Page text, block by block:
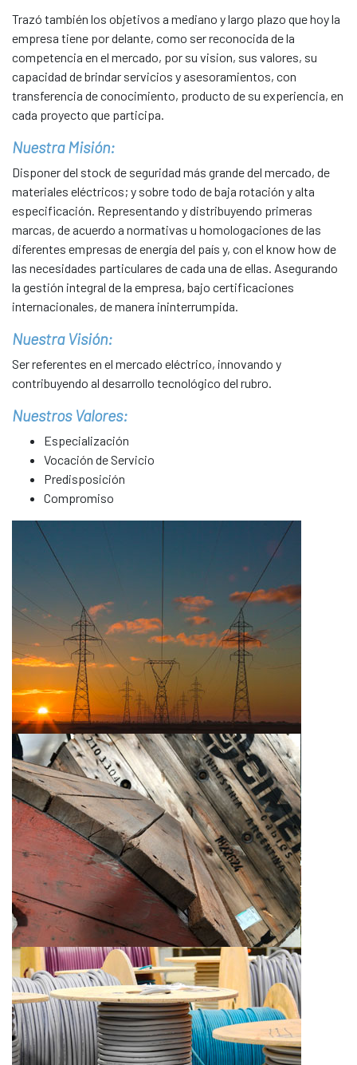
Trazó también los objetivos a mediano y largo plazo que hoy la
empresa tiene por delante, como ser reconocida de la
competencia en el mercado, por su vision, sus valores, su
capacidad de brindar servicios y asesoramientos, con
transferencia de conocimiento, producto de su experiencia, en
cada proyecto que participa.
Nuestra Misión:
Disponer del stock de seguridad más grande del mercado, de
materiales eléctricos; y sobre todo de baja rotación y alta
especificación. Representando y distribuyendo primeras
marcas, de acuerdo a normativas u homologaciones de las
diferentes empresas de energía del país y, con el know how de
las necesidades particulares de cada una de ellas. Asegurando
la gestión integral de la empresa, bajo certificaciones
internacionales, de manera ininterrumpida.
Nuestra Visión:
Ser referentes en el mercado eléctrico, innovando y
contribuyendo al desarrollo tecnológico del rubro.
Nuestros Valores:
Especialización
Vocación de Servicio
Predisposición
Compromiso